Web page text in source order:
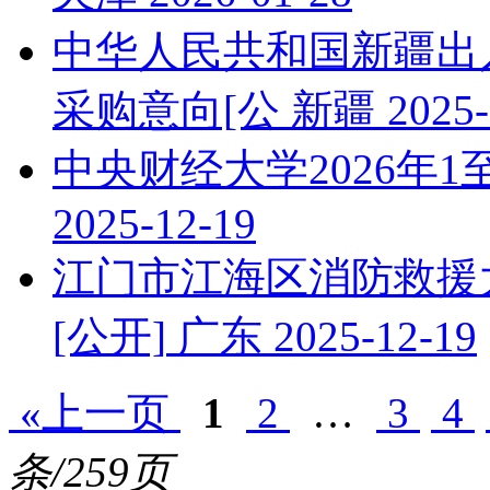
中华人民共和国新疆
采购意向[公 新疆
中央财经大学2026年1
2025-12-19
江门市江海区消防救
[公开] 广东 2025-12-19
«上一页
1 2 … 3 4
条/259页